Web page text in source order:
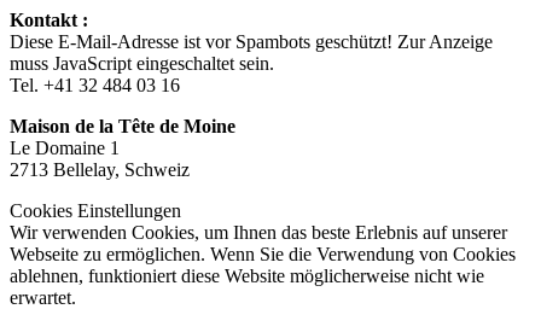
Kontakt :
Diese E-Mail-Adresse ist vor Spambots geschützt! Zur Anzeige
muss JavaScript eingeschaltet sein.
Tel. +41 32 484 03 16
Maison de la Tête de Moine
Le Domaine 1
2713 Bellelay, Schweiz
Cookies Einstellungen
Wir verwenden Cookies, um Ihnen das beste Erlebnis auf unserer
Webseite zu ermöglichen. Wenn Sie die Verwendung von Cookies
ablehnen, funktioniert diese Website möglicherweise nicht wie
erwartet.